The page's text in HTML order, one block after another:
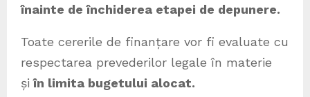
înainte de închiderea etapei de depunere.
Toate cererile de finanțare vor fi evaluate cu
respectarea prevederilor legale în materie
și în limita bugetului alocat.